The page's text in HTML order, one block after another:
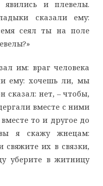
и плевелы.
сказали ему:
сеял ты на поле
им: враг человека
ему: хочешь ли, мы
сказал: нет, – чтобы,
вместе с ними
то и другое до
я скажу жнецам:
свяжите их в связки,
уберите в житницу